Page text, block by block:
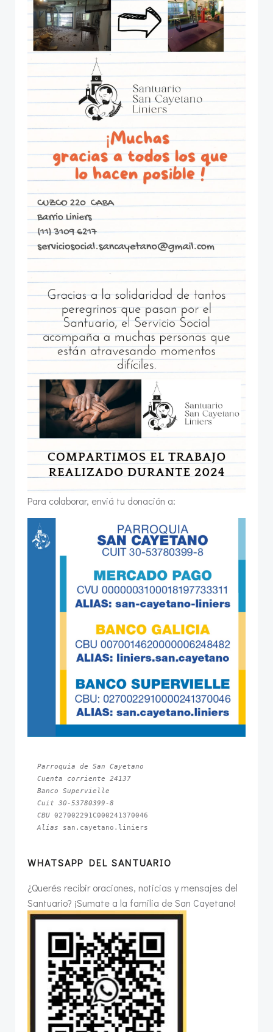
Para colaborar, enviá tu donación a:
Parroquia de San Cayetano
Cuenta corriente 24137
Banco Supervielle
Cuit 30-53780399-8
CBU
Alias san.cayetano.liniers
WHATSAPP DEL SANTUARIO
¿Querés recibir oraciones, noticias y mensajes del
Santuario? ¡Sumate a la familia de San Cayetano!